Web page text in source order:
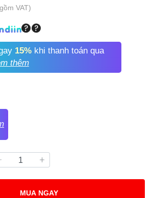
VAT)
15%khi thanh toán qua
thêm
MUA NGAY